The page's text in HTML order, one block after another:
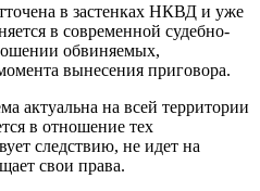
в застенках НКВД и уже
в современной судебно-
обвиняемых,
вынесения приговора.
актуальна на всей территории
в отношение тех
следствию, не идет на
свои права.